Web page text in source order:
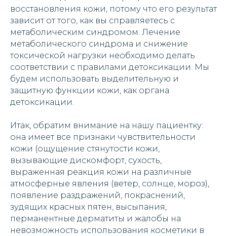
восстановления кожи, потому что его результат
зависит от того, как вы справляетесь с
метаболическим синдромом. Лечение
метаболического синдрома и снижение
токсической нагрузки необходимо делать
соответствии с правилами детоксикации. Мы
будем использовать выделительную и
защитную функции кожи, как органа
детоксикации.
Итак, обратим внимание на нашу пациентку:
она имеет все признаки чувствительности
кожи (ощущение стянутости кожи,
вызывающие дискомфорт, сухость,
выраженная реакция кожи на различные
атмосферные явления (ветер, солнце, мороз),
появление раздражений, покраснений,
зудящих красных пятен, высыпания,
перманентные дерматиты и жалобы на
невозможность использования косметики в